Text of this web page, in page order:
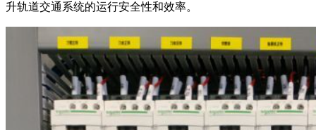
升轨道交通系统的运行安全性和效率。